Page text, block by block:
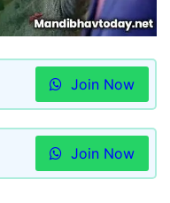
Join Now
Join Now